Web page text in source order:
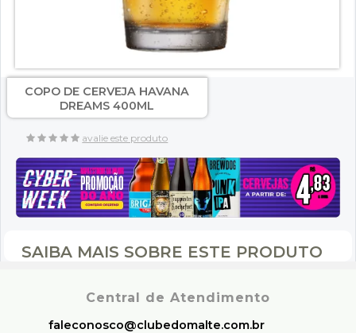
COPO DE CERVEJA HAVANA
DREAMS 400ML
avalie este produto
SAIBA MAIS SOBRE ESTE PRODUTO
Central de Atendimento
faleconosco@clubedomalte.com.br